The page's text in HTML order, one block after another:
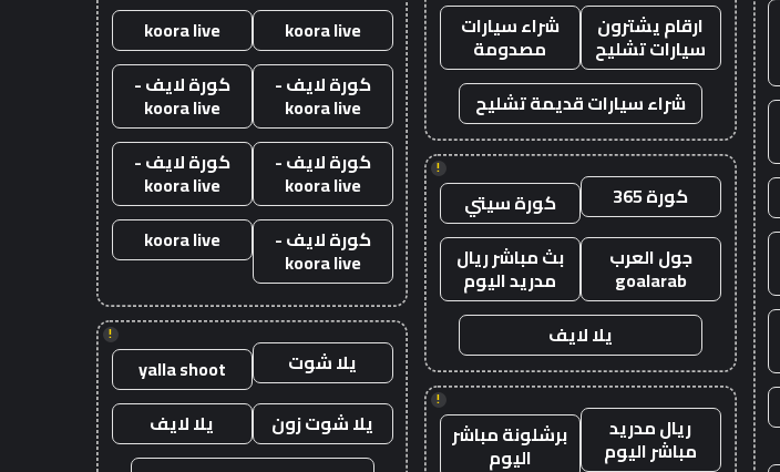
ارقام يشترون
سيارات تشليح
شراء سيارات
مصدومة
شراء سيارات قديمة تشليح
!
كورة 365
كورة سيتي
جول العرب
goalarab
بث مباشر ريال
مدريد اليوم
يلا لايف
!
ريال مدريد
مباشر اليوم برشلونة مباشر
اليوم
koora live
koora live
كورة لايف -
koora live
كورة لايف -
koora live
كورة لايف -
koora live
كورة لايف -
koora live
كورة لايف -
koora live
koora live
!
يلا شوت
yalla shoot
يلا شوت زون
يلا لايف